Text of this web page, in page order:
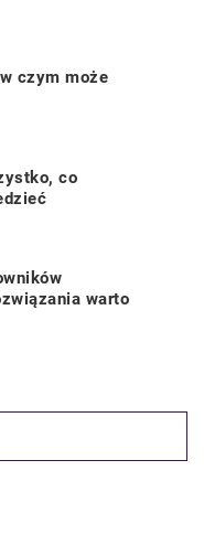
czym może
co
warto